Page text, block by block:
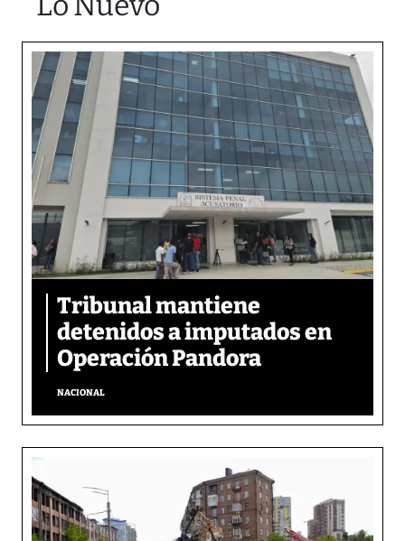
Tribunal mantiene
detenidos a imputados en
Operación Pandora
NACIONAL